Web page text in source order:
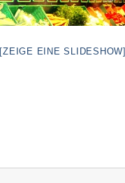
[ZEIGE EINE SLIDESHOW]